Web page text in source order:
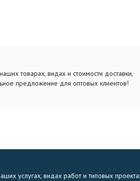
товарах, видах и стоимости доставки,
предложение для оптовых клиентов!
услугах, видах работ и типовых